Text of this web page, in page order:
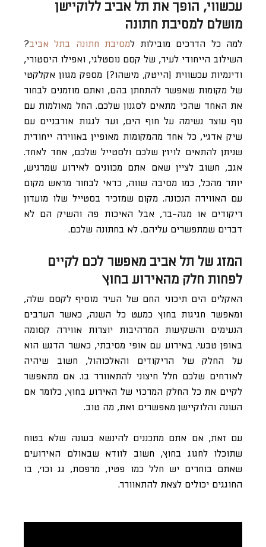
עכשווי, הופך את תל אביב ללוקיישן
מושלם למסיבת חתונה
למה כל הדרכים מובילות למסיבת חתונה בתל אביב?
השילוב הייחודי לעיר, של קסם נוסטלגי, ואפילו היסטורי,
ודינמיות עכשווית (הייטק, מישהו?) מספק מגוון אקלקטי
של מקומות שאפשר להתחתן בהם, ואתם מוזמנים לבחור
את האחד שהכי מתאים לסגנון שלכם. החל מאולמות עם
נוף עוצר נשימה על חוף הים, ועד לגגות אורבניים עם
שיק אדג׳י, כל אחד מהמקומות מאופיין באווירה ייחודית
שניתן להתאים לויז׳ן שלכם ולסטייל שלכם, אחד לאחד.
אגב, חשוב לציין שאם אתם מכוונים לאירוע שמרגיש,
יותר מהכל, כמו מסיבה שווה, כדאי לבחור מראש מקום
עם האווירה הנכונה. מקום שמזכיר בסטייל שלו מועדון
ריקודים או מגה-בר, אבל האיכות פה והשיק הם לא
דברים שמתפשרים עליהם. לא בחתונה שלכם.
המזג של תל אביב מאפשר לכם לקיים
לפחות חלק מהאירוע בחוץ
האקלים הים תיכוני החם של העיר מוסיף לקסם שלה,
ומאפשר חגיגות בחוץ כמעט כל השנה, כאשר הערבים
הנעימים והשקיעות המרהיבות יוצרות אווירה קסומה
באופן טבעי. באירוע עם אופי מסיבתי, כאשר הדגש הוא
על החלק של הריקודים והאלכוהול, חשוב שיהיה
לאורחים שלכם חלל חיצוני להתאוורר בו. אם מתאפשר
לקיים את כל החלק המרכזי של האירוע בחוץ, כלומר אם
העונה והלוקיישן מאפשרים זאת, מה טוב.
עם זאת, אם אתם מתכננים להינשא בעונה שלא בטוח
שתוכלו לחגוג בחוץ, חשוב לוודא שבאולם האירועים
שאתם בוחרים יש חלל כמו פטיו, מרפסת, גג וכו׳, בו
החוגגים יכולים לצאת להתאוורר.